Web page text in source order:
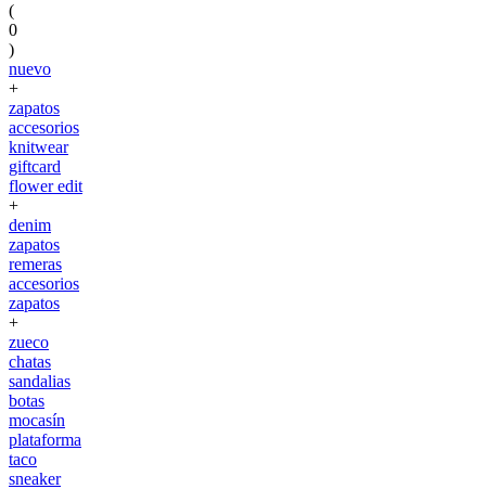
(
0
)
nuevo
+
zapatos
accesorios
knitwear
giftcard
flower edit
+
denim
zapatos
remeras
accesorios
zapatos
+
zueco
chatas
sandalias
botas
mocasín
plataforma
taco
sneaker